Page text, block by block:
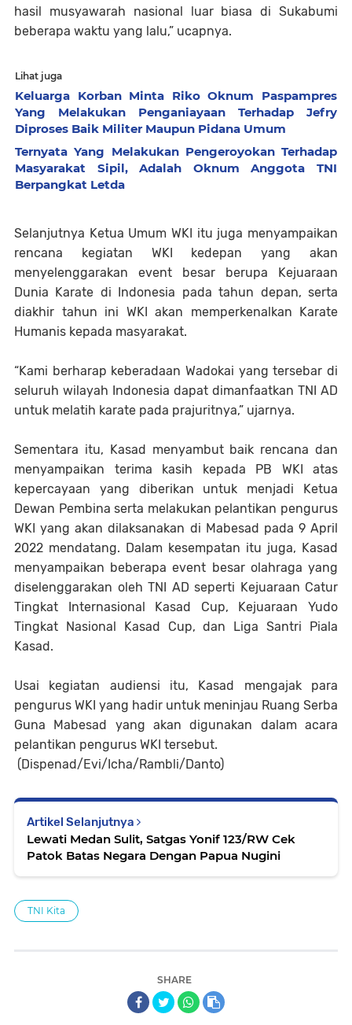
hasil musyawarah nasional luar biasa di Sukabumi
beberapa waktu yang lalu,” ucapnya.
Lihat juga
Keluarga Korban Minta Riko Oknum Paspampres
Yang Melakukan Penganiayaan Terhadap Jefry
Diproses Baik Militer Maupun Pidana Umum
Ternyata Yang Melakukan Pengeroyokan Terhadap
Masyarakat Sipil, Adalah Oknum Anggota TNI
Berpangkat Letda
Selanjutnya Ketua Umum WKI itu juga menyampaikan
rencana kegiatan WKI kedepan yang akan
menyelenggarakan event besar berupa Kejuaraan
Dunia Karate di Indonesia pada tahun depan, serta
diakhir tahun ini WKI akan memperkenalkan Karate
Humanis kepada masyarakat.
“Kami berharap keberadaan Wadokai yang tersebar di
seluruh wilayah Indonesia dapat dimanfaatkan TNI AD
untuk melatih karate pada prajuritnya,” ujarnya.
Sementara itu, Kasad menyambut baik rencana dan
menyampaikan terima kasih kepada PB WKI atas
kepercayaan yang diberikan untuk menjadi Ketua
Dewan Pembina serta melakukan pelantikan pengurus
WKI yang akan dilaksanakan di Mabesad pada 9 April
2022 mendatang. Dalam kesempatan itu juga, Kasad
menyampaikan beberapa event besar olahraga yang
diselenggarakan oleh TNI AD seperti Kejuaraan Catur
Tingkat Internasional Kasad Cup, Kejuaraan Yudo
Tingkat Nasional Kasad Cup, dan Liga Santri Piala
Kasad.
Usai kegiatan audiensi itu, Kasad mengajak para
pengurus WKI yang hadir untuk meninjau Ruang Serba
Guna Mabesad yang akan digunakan dalam acara
pelantikan pengurus WKI tersebut.
(Dispenad/Evi/Icha/Rambli/Danto)
Artikel Selanjutnya
Lewati Medan Sulit, Satgas Yonif 123/RW Cek
Patok Batas Negara Dengan Papua Nugini
TNI Kita
SHARE